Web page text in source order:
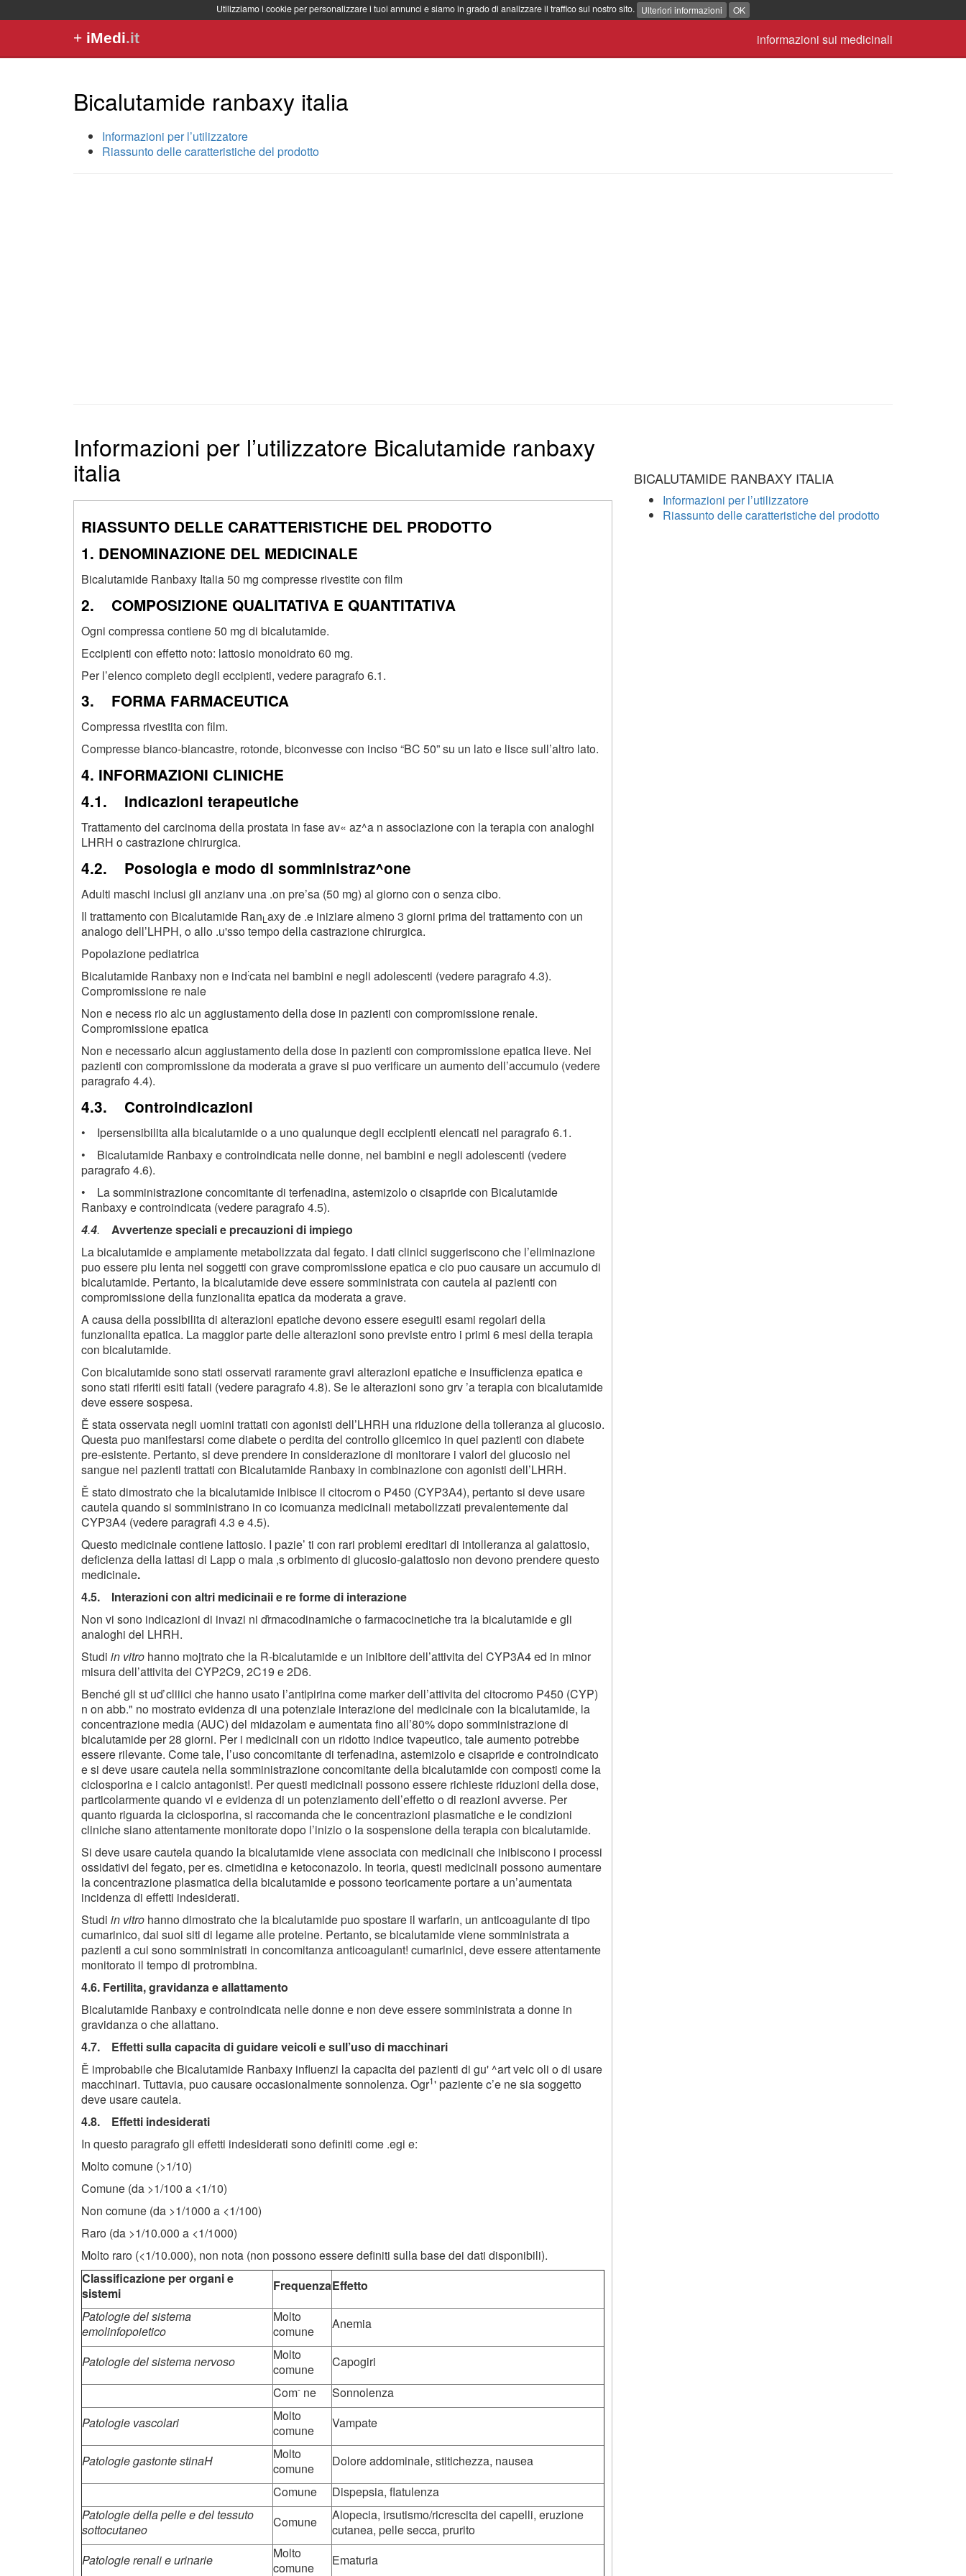
Utilizziamo i cookie per personalizzare i tuoi annunci e siamo in grado di analizzare il traffico sul nostro sito. Ulteriori informazioni OK
informazioni sui medicinali
+ iMedi.it
Bicalutamide ranbaxy italia
Informazioni per l’utilizzatore
Riassunto delle caratteristiche del prodotto
Informazioni per l’utilizzatore Bicalutamide ranbaxy
italia
RIASSUNTO DELLE CARATTERISTICHE DEL PRODOTTO
1. DENOMINAZIONE DEL MEDICINALE
Bicalutamide Ranbaxy Italia 50 mg compresse rivestite con film
2. COMPOSIZIONE QUALITATIVA E QUANTITATIVA
Ogni compressa contiene 50 mg di bicalutamide.
Eccipienti con effetto noto: lattosio monoidrato 60 mg.
Per l’elenco completo degli eccipienti, vedere paragrafo 6.1.
3. FORMA FARMACEUTICA
Compressa rivestita con film.
Compresse bianco-biancastre, rotonde, biconvesse con inciso “BC 50” su un lato e lisce sull’altro lato.
4. INFORMAZIONI CLINICHE
4.1. Indicazioni terapeutiche
Trattamento del carcinoma della prostata in fase av« az^a n associazione con la terapia con analoghi
LHRH o castrazione chirurgica.
4.2. Posologia e modo di somministraz^one
Adulti maschi inclusi gli anzianv una .on pre’sa (50 mg) al giorno con o senza cibo.
Il trattamento con Bicalutamide RanL axy de .e iniziare almeno 3 giorni prima del trattamento con un
analogo dell’LHPH, o allo .u'sso tempo della castrazione chirurgica.
Popolazione pediatrica
Bicalutamide Ranbaxy non e ind:cata nei bambini e negli adolescenti (vedere paragrafo 4.3).
Compromissione re nale
Non e necess rio alc un aggiustamento della dose in pazienti con compromissione renale.
Compromissione epatica
Non e necessario alcun aggiustamento della dose in pazienti con compromissione epatica lieve. Nei
pazienti con compromissione da moderata a grave si puo verificare un aumento dell’accumulo (vedere
paragrafo 4.4).
4.3. Controindicazioni
• Ipersensibilita alla bicalutamide o a uno qualunque degli eccipienti elencati nel paragrafo 6.1.
• Bicalutamide Ranbaxy e controindicata nelle donne, nei bambini e negli adolescenti (vedere
paragrafo 4.6).
• La somministrazione concomitante di terfenadina, astemizolo o cisapride con Bicalutamide
Ranbaxy e controindicata (vedere paragrafo 4.5).
4.4. Avvertenze speciali e precauzioni di impiego
La bicalutamide e ampiamente metabolizzata dal fegato. I dati clinici suggeriscono che l’eliminazione
puo essere piu lenta nei soggetti con grave compromissione epatica e cio puo causare un accumulo di
bicalutamide. Pertanto, la bicalutamide deve essere somministrata con cautela ai pazienti con
compromissione della funzionalita epatica da moderata a grave.
A causa della possibilita di alterazioni epatiche devono essere eseguiti esami regolari della
funzionalita epatica. La maggior parte delle alterazioni sono previste entro i primi 6 mesi della terapia
con bicalutamide.
Con bicalutamide sono stati osservati raramente gravi alterazioni epatiche e insufficienza epatica e
sono stati riferiti esiti fatali (vedere paragrafo 4.8). Se le alterazioni sono grv ’a terapia con bicalutamide
deve essere sospesa.
Ě stata osservata negli uomini trattati con agonisti dell’LHRH una riduzione della tolleranza al glucosio.
Questa puo manifestarsi come diabete o perdita del controllo glicemico in quei pazienti con diabete
pre-esistente. Pertanto, si deve prendere in considerazione di monitorare i valori del glucosio nel
sangue nei pazienti trattati con Bicalutamide Ranbaxy in combinazione con agonisti dell’LHRH.
Ě stato dimostrato che la bicalutamide inibisce il citocrom o P450 (CYP3A4), pertanto si deve usare
cautela quando si somministrano in co icomuanza medicinali metabolizzati prevalentemente dal
CYP3A4 (vedere paragrafi 4.3 e 4.5).
Questo medicinale contiene lattosio. I pazie’ ti con rari problemi ereditari di intolleranza al galattosio,
deficienza della lattasi di Lapp o mala ,s orbimento di glucosio-galattosio non devono prendere questo
medicinale.
4.5. Interazioni con altri medicinaii e re forme di interazione
Non vi sono indicazioni di invazi ni ďrmacodinamiche o farmacocinetiche tra la bicalutamide e gli
analoghi del LHRH.
Studi in vitro hanno mojtrato che la R-bicalutamide e un inibitore dell’attivita del CYP3A4 ed in minor
misura dell’attivita dei CYP2C9, 2C19 e 2D6.
Benché gli st uď cliiici che hanno usato l’antipirina come marker dell’attivita del citocromo P450 (CYP)
n on abb." no mostrato evidenza di una potenziale interazione del medicinale con la bicalutamide, la
concentrazione media (AUC) del midazolam e aumentata fino all’80% dopo somministrazione di
bicalutamide per 28 giorni. Per i medicinali con un ridotto indice tvapeutico, tale aumento potrebbe
essere rilevante. Come tale, l’uso concomitante di terfenadina, astemizolo e cisapride e controindicato
e si deve usare cautela nella somministrazione concomitante della bicalutamide con composti come la
ciclosporina e i calcio antagonist!. Per questi medicinali possono essere richieste riduzioni della dose,
particolarmente quando vi e evidenza di un potenziamento dell’effetto o di reazioni avverse. Per
quanto riguarda la ciclosporina, si raccomanda che le concentrazioni plasmatiche e le condizioni
cliniche siano attentamente monitorate dopo l’inizio o la sospensione della terapia con bicalutamide.
Si deve usare cautela quando la bicalutamide viene associata con medicinali che inibiscono i processi
ossidativi del fegato, per es. cimetidina e ketoconazolo. In teoria, questi medicinali possono aumentare
la concentrazione plasmatica della bicalutamide e possono teoricamente portare a un’aumentata
incidenza di effetti indesiderati.
Studi in vitro hanno dimostrato che la bicalutamide puo spostare il warfarin, un anticoagulante di tipo
cumarinico, dai suoi siti di legame alle proteine. Pertanto, se bicalutamide viene somministrata a
pazienti a cui sono somministrati in concomitanza anticoagulant! cumarinici, deve essere attentamente
monitorato il tempo di protrombina.
4.6. Fertilita, gravidanza e allattamento
Bicalutamide Ranbaxy e controindicata nelle donne e non deve essere somministrata a donne in
gravidanza o che allattano.
4.7. Effetti sulla capacita di guidare veicoli e sull’uso di macchinari
Ě improbabile che Bicalutamide Ranbaxy influenzi la capacita dei pazienti di gu' ^art veic oli o di usare
macchinari. Tuttavia, puo causare occasionalmente sonnolenza. Ogr1' paziente c’e ne sia soggetto
deve usare cautela.
4.8. Effetti indesiderati
In questo paragrafo gli effetti indesiderati sono definiti come .egi e:
Molto comune (>1/10)
Comune (da >1/100 a <1/10)
Non comune (da >1/1000 a <1/100)
Raro (da >1/10.000 a <1/1000)
Molto raro (<1/10.000), non nota (non possono essere definiti sulla base dei dati disponibili).
Classificazione per organi e
sistemi
FrequenzaEffetto
Patologie del sistema
emolinfopoietico
Molto
comune
Anemia
Patologie del sistema nervoso
Molto
comune
Capogiri
Com- ne
Sonnolenza
Patologie vascolari
Molto
comune
Vampate
Patologie gastonte stinaH
Molto
comune
Dolore addominale, stitichezza, nausea
Comune
Dispepsia, flatulenza
Patologie della pelle e del tessuto
sottocutaneo
Comune
Alopecia, irsutismo/ricrescita dei capelli, eruzione
cutanea, pelle secca, prurito
Patologie renali e urinarie
Molto
comune
Ematuria
BICALUTAMIDE RANBAXY ITALIA
Informazioni per l’utilizzatore
Riassunto delle caratteristiche del prodotto